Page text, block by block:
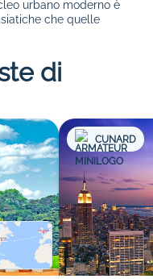
urbano moderno è
che quelle
di
CUNARD